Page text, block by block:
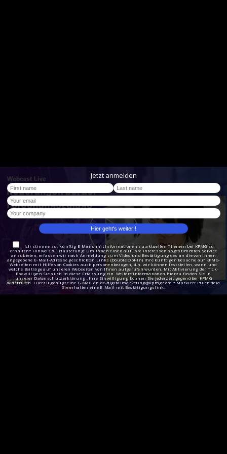
Jetzt anmelden
Ich stimme zu, künftig E-Mails mit Informationen zu aktuellen Themen bei KPMG zu
erhalten* Hinweis & Erläuterung: Um Ihnen einen auf Ihre Interessen abgestimmten Service
anzubieten, erfassen wir nach Anmeldung zum Video und Bestätigung des an die von Ihnen
angegebene E-Mail-Adresse geschickten Links (Double Opt-In) Ihre künftigen Besuche auf KPMG-
Webseiten mit Hilfe von Cookies auch personenbezogen, d.h. wir können feststellen, wann und
welche Beiträge auf unseren Webseiten von Ihnen aufgerufen wurden. Mit Aktivierung der Tick-
Box willigen Sie auch in diese Erfassung ein. Weitere Informationen hierzu finden Sie in
unserer Datenschutzerklärung . Ihre Einwilligung können Sie jederzeit gegenüber KPMG
widerrufen. Hierzu genügt eine E-Mail an de-digitalmarketing@kpmg.com * Markiert Pflichtfeld
Sie erhalten eine E-Mail mit Bestätigungslink.